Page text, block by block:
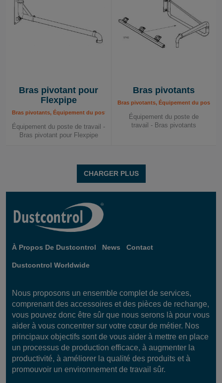
Bras pivotant pour
Flexpipe
Bras pivotants, Équipement du poste de travail
Équipement du poste de travail -
Bras pivotant pour Flexpipe
Bras pivotants
Bras pivotants, Équipement du poste
Équipement du poste de
travail - Bras pivotants
CHARGER PLUS
À Propos De Dustcontrol News Contact
Dustcontrol Worldwide
Nous proposons un ensemble complet de services,
comprenant des accessoires et des pièces de rechange,
vous pouvez donc être sûr que nous serons là pour vous
aider à vous concentrer sur votre cœur de métier. Nos
principaux objectifs sont de vous aider à mettre en place
un processus de production efficace, à augmenter la
productivité, à améliorer la qualité des produits et à
promouvoir un environnement de travail sûr.